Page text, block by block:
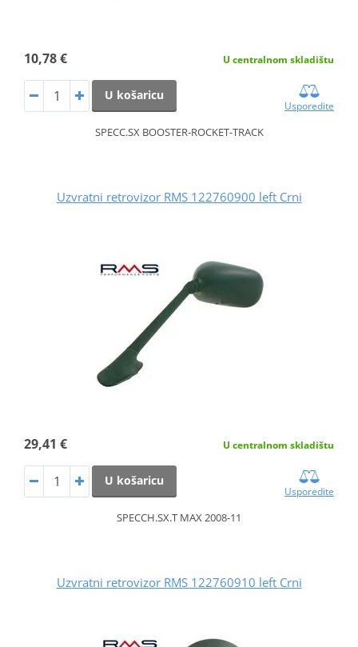
10,78 € U centralnom skladištu
U košaricu
Usporedite
SPECC.SX BOOSTER-ROCKET-TRACK
Uzvratni retrovizor RMS 122760900 left Crni
29,41 € U centralnom skladištu
U košaricu
Usporedite
SPECCH.SX.T MAX 2008-11
Uzvratni retrovizor RMS 122760910 left Crni